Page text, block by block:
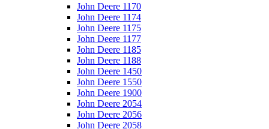
John Deere 1170
John Deere 1174
John Deere 1175
John Deere 1177
John Deere 1185
John Deere 1188
John Deere 1450
John Deere 1550
John Deere 1900
John Deere 2054
John Deere 2056
John Deere 2058